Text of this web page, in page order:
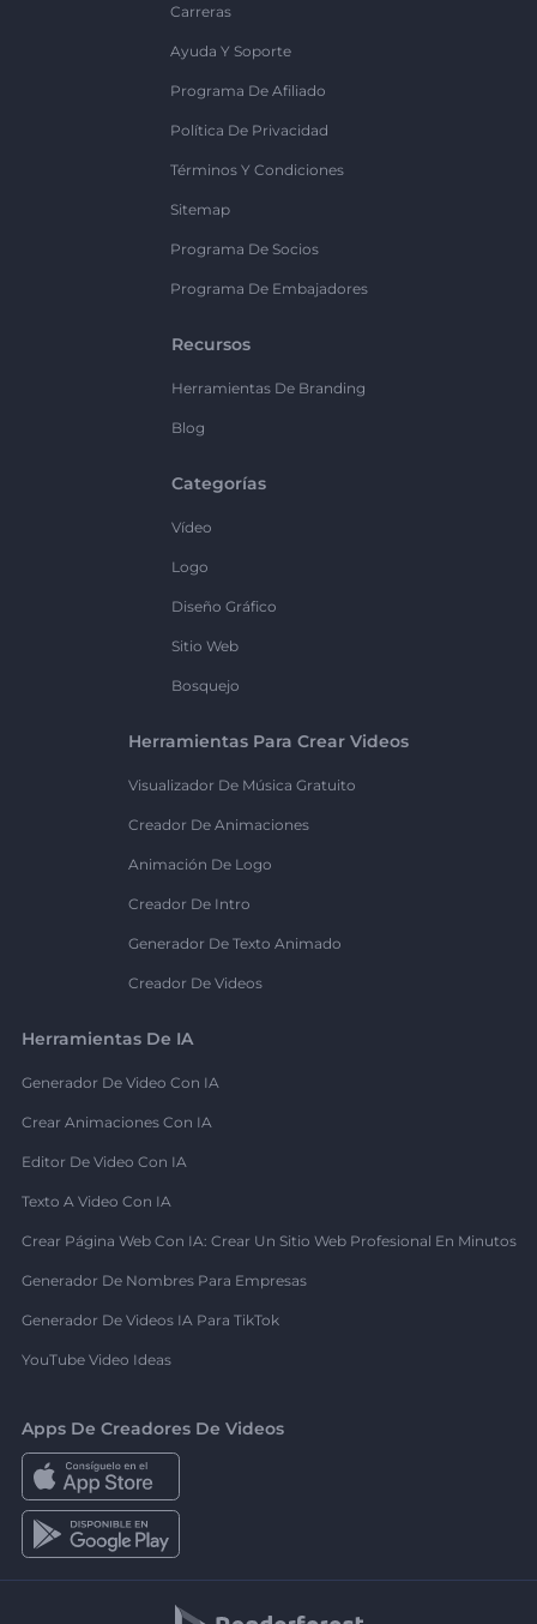
Carreras
Ayuda Y Soporte
Programa De Afiliado
Política De Privacidad
Términos Y Condiciones
Sitemap
Programa De Socios
Programa De Embajadores
Recursos
Herramientas De Branding
Blog
Categorías
Vídeo
Logo
Diseño Gráfico
Sitio Web
Bosquejo
Herramientas Para Crear Videos
Visualizador De Música Gratuito
Creador De Animaciones
Animación De Logo
Creador De Intro
Generador De Texto Animado
Creador De Videos
Herramientas De IA
Generador De Video Con IA
Crear Animaciones Con IA
Editor De Video Con IA
Texto A Video Con IA
Crear Página Web Con IA: Crear Un Sitio Web Profesional En Minutos
Generador De Nombres Para Empresas
Generador De Videos IA Para TikTok
YouTube Video Ideas
Apps De Creadores De Videos